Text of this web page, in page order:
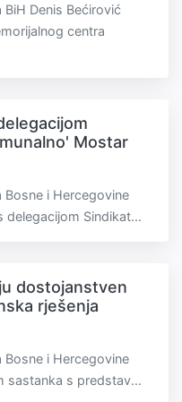
Denis Bećirović
centra
Mostar
Bosne i Hercegovine
delegacijom Sindikat...
dostojanstven
rješenja
Bosne i Hercegovine
sastanka s predstav...